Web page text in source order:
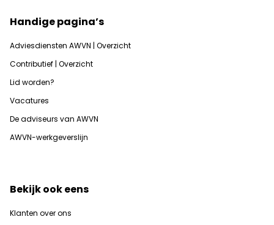
Handige pagina’s
Adviesdiensten AWVN | Overzicht
Contributief | Overzicht
Lid worden?
Vacatures
De adviseurs van AWVN
AWVN-werkgeverslijn
Bekijk ook eens
Klanten over ons